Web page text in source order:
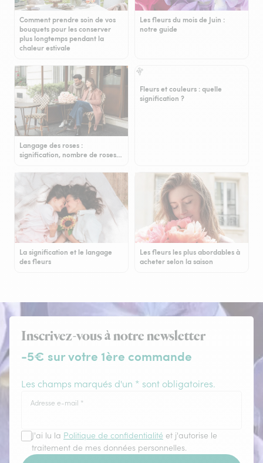
Comment prendre soin de vos
bouquets pour les conserver
plus longtemps pendant la
chaleur estivale
Les fleurs du mois de Juin :
notre guide
Langage des roses :
signification, nombre de roses…
Fleurs et couleurs : quelle
signification ?
La signification et le langage
des fleurs
Les fleurs les plus abordables à
acheter selon la saison
Inscrivez-vous à notre newsletter
-5€ sur votre 1ère commande
Les champs marqués d'un * sont obligatoires.
Adresse e-mail *
J'ai lu la Politique de confidentialité et j'autorise le
traitement de mes données personnelles.